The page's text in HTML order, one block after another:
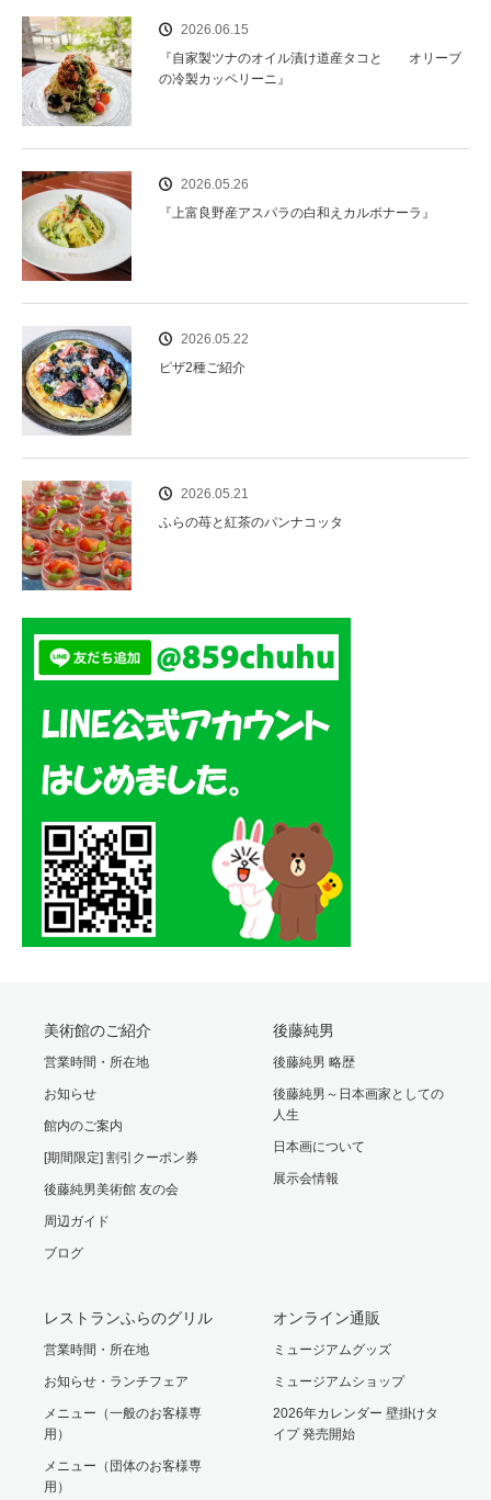
2026.06.15
『自家製ツナのオイル漬け道産タコと オリーブ
の冷製カッペリーニ』
2026.05.26
『上富良野産アスパラの白和えカルボナーラ』
2026.05.22
ピザ2種ご紹介
2026.05.21
ふらの苺と紅茶のパンナコッタ
美術館のご紹介
営業時間・所在地
お知らせ
館内のご案内
[期間限定] 割引クーポン券
後藤純男美術館 友の会
周辺ガイド
ブログ
後藤純男
後藤純男 略歴
後藤純男～日本画家としての
人生
日本画について
展示会情報
レストランふらのグリル
営業時間・所在地
お知らせ・ランチフェア
メニュー（一般のお客様専
用）
メニュー（団体のお客様専
用）
オンライン通販
ミュージアムグッズ
ミュージアムショップ
2026年カレンダー 壁掛けタ
イプ 発売開始